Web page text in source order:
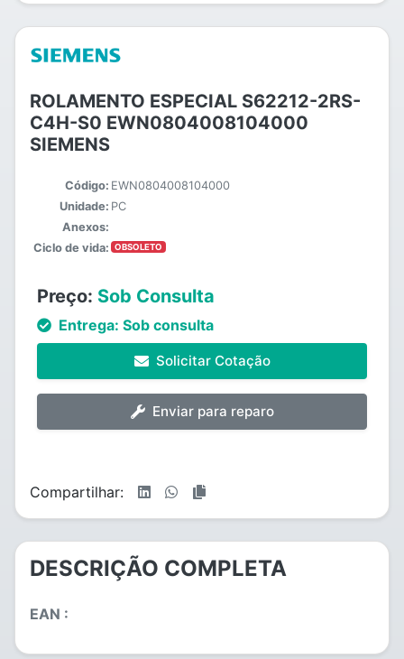
ROLAMENTO ESPECIAL S62212-2RS-
C4H-S0 EWN0804008104000
SIEMENS
Código: EWN0804008104000
Unidade: PC
Anexos:
Ciclo de vida:
OBSOLETO
Preço: Sob Consulta
Entrega: Sob consulta
Solicitar Cotação
Enviar para reparo
Compartilhar:
DESCRIÇÃO COMPLETA
EAN :